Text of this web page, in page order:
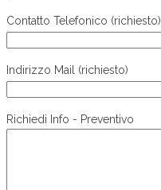
Contatto Telefonico (richiesto)
Indirizzo Mail (richiesto)
Richiedi Info - Preventivo